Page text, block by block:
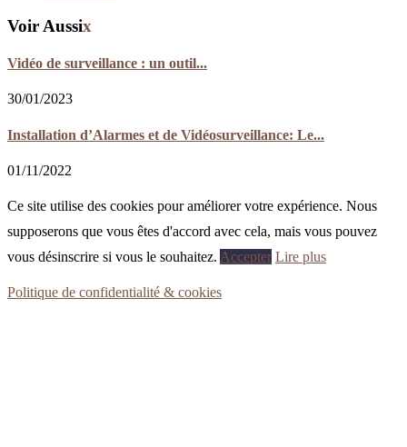
Voir Aussix
Vidéo de surveillance : un outil...
30/01/2023
Installation d’Alarmes et de Vidéosurveillance: Le...
01/11/2022
Ce site utilise des cookies pour améliorer votre expérience. Nous
supposerons que vous êtes d'accord avec cela, mais vous pouvez
vous désinscrire si vous le souhaitez. Accepter Lire plus
Politique de confidentialité & cookies